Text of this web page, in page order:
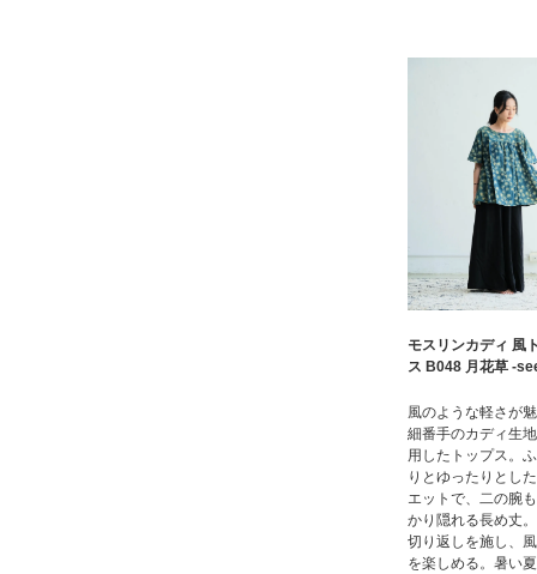
モスリンカディ 風
ス B048 月花草 -
風のような軽さが
細番手のカディ生
用したトップス。
りとゆったりとし
エットで、二の腕
かり隠れる長め丈
切り返しを施し、
を楽しめる。暑い